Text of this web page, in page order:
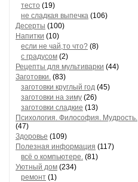
тесто (19)
не сладкая выпечка (106)
Десерты (100)
Напитки (10)
если не чай,то что? (8)
с градусом (2)
Рецепты для мультиварки (44)
Заготовки. (83)
заготовки круглый год (45)
заготовки на зиму (26)
заготовки сладкие (13)
Психология. Философия. Мудрость.
(47)
Здоровье (109)
Полезная информация (117)
всё о компьютере. (81)
Уютный дом (234)
ремонт (1)